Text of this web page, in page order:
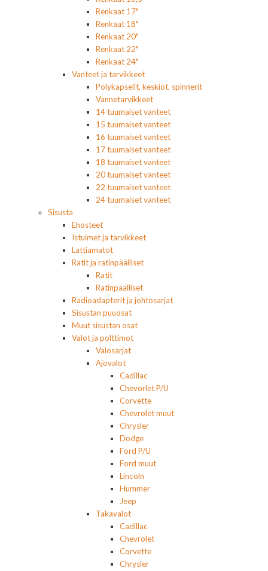
Renkaat 17"
Renkaat 18"
Renkaat 20"
Renkaat 22"
Renkaat 24"
Vanteet ja tarvikkeet
Pölykapselit, keskiöt, spinnerit
Vannetarvikkeet
14 tuumaiset vanteet
15 tuumaiset vanteet
16 tuumaiset vanteet
17 tuumaiset vanteet
18 tuumaiset vanteet
20 tuumaiset vanteet
22 tuumaiset vanteet
24 tuumaiset vanteet
Sisusta
Ehosteet
Istuimet ja tarvikkeet
Lattiamatot
Ratit ja ratinpäälliset
Ratit
Ratinpäälliset
Radioadapterit ja johtosarjat
Sisustan puuosat
Muut sisustan osat
Valot ja polttimot
Valosarjat
Ajovalot
Cadillac
Chevorlet P/U
Corvette
Chevrolet muut
Chrysler
Dodge
Ford P/U
Ford muut
Lincoln
Hummer
Jeep
Takavalot
Cadillac
Chevrolet
Corvette
Chrysler